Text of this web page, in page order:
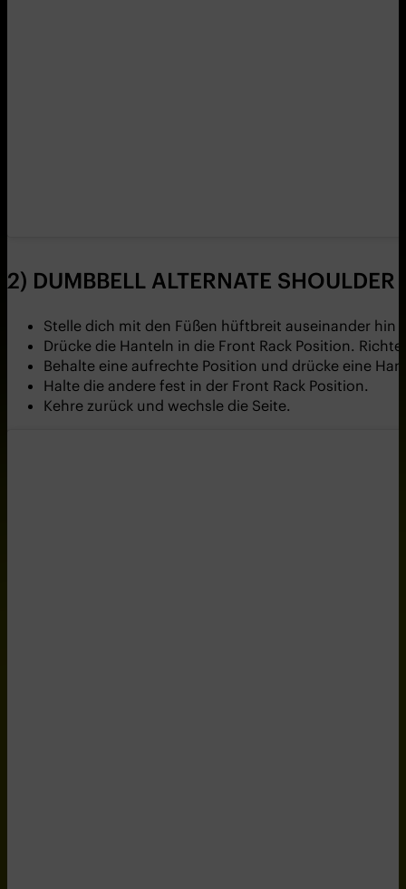
2) DUMBBELL ALTERNATE SHOULDER
Stelle dich mit den Füßen hüftbreit auseinander hin
Drücke die Hanteln in die Front Rack Position.
Behalte eine aufrechte Position und drücke eine
Halte die andere fest in der Front Rack Position.
Kehre zurück und wechsle die Seite.